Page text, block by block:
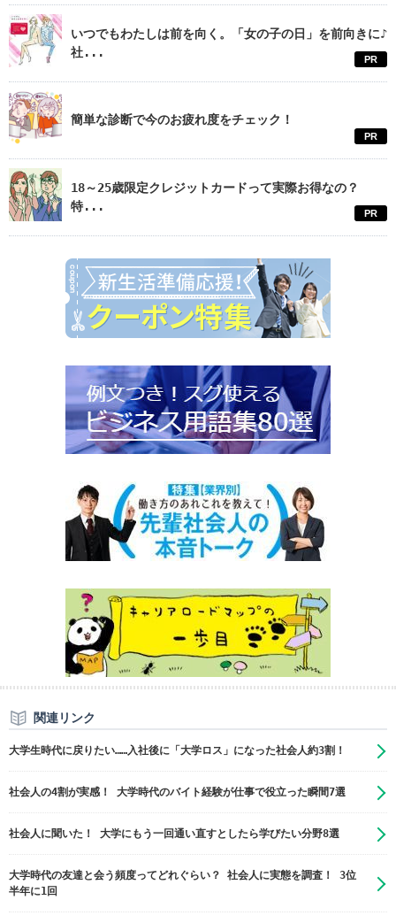
いつでもわたしは前を向く。「女の子の日」を前向きに♪
社...
PR
簡単な診断で今のお疲れ度をチェック！
PR
18～25歳限定クレジットカードって実際お得なの？
特...
PR
関連リンク
大学生時代に戻りたい……入社後に「大学ロス」になった社会人約3割！
社会人の4割が実感！ 大学時代のバイト経験が仕事で役立った瞬間7選
社会人に聞いた！ 大学にもう一回通い直すとしたら学びたい分野8選
大学時代の友達と会う頻度ってどれぐらい？ 社会人に実態を調査！ 3位
半年に1回